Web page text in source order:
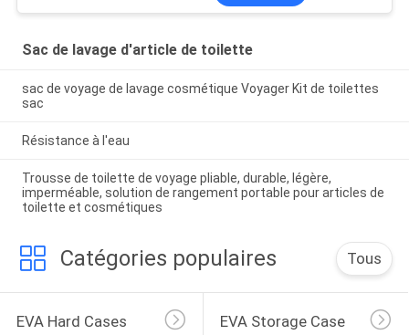
Sac de lavage d'article de toilette
sac de voyage de lavage cosmétique Voyager Kit de toilettes
sac
Résistance à l'eau
Trousse de toilette de voyage pliable, durable, légère,
imperméable, solution de rangement portable pour articles de
toilette et cosmétiques
Catégories populaires Tous
EVA Hard Cases EVA Storage Case